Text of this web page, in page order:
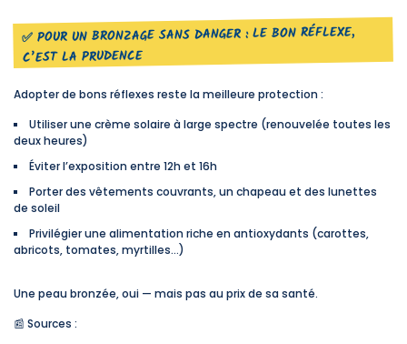
✅ POUR UN BRONZAGE SANS DANGER : LE BON RÉFLEXE,
C’EST LA PRUDENCE
Adopter de bons réflexes reste la meilleure protection :
Utiliser une crème solaire à large spectre (renouvelée toutes les
deux heures)
Éviter l’exposition entre 12h et 16h
Porter des vêtements couvrants, un chapeau et des lunettes
de soleil
Privilégier une alimentation riche en antioxydants (carottes,
abricots, tomates, myrtilles…)
Une peau bronzée, oui — mais pas au prix de sa santé.
📰 Sources :